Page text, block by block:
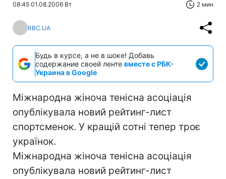
08:45 01.08.2006 Вт 2 мин
RBC.UA
Будь в курсе, а не в шоке! Добавь
содержание своей ленте вместе с РБК-
Украина в Google
Міжнародна жіноча тенісна асоціація
опублікувала новий рейтинг-лист
спортсменок. У кращій сотні тепер троє
українок.
Міжнародна жіноча тенісна асоціація
опублікувала новий рейтинг-лист